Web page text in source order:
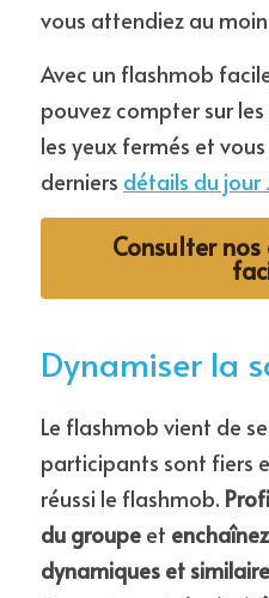
vous attendiez au
Avec un flashmob
pouvez compter sur
les yeux fermés et
derniers détails du jour
Consulter
Dynamiser la
Le flashmob vient de
participants sont fiers
réussi le flashmob.
du groupe et
dynamiques et